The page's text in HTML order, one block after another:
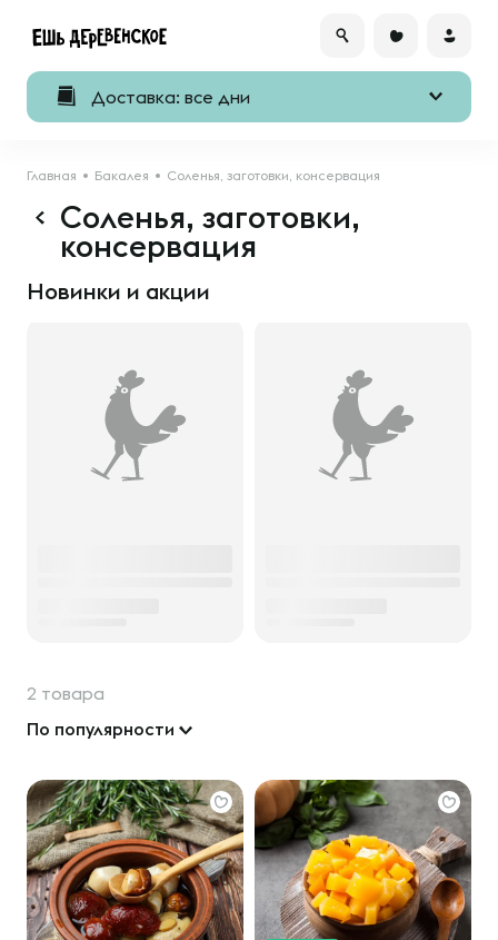
Доставка: все дни
Главная Бакалея Соленья, заготовки, консервация
Соленья, заготовки,
консервация
Новинки и акции
2 товара
По популярности